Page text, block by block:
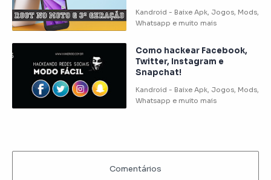
Como hackear Facebook,
Twitter, Instagram e
Snapchat!